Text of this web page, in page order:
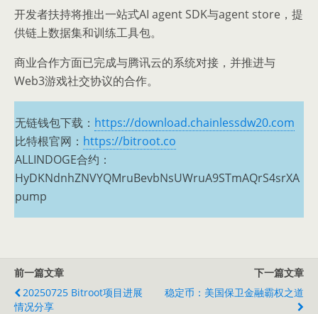
开发者扶持将推出一站式AI agent SDK与agent store，提
供链上数据集和训练工具包。
商业合作方面已完成与腾讯云的系统对接，并推进与
Web3游戏社交协议的合作。
无链钱包下载： https://download.chainlessdw20.com
比特根官网： https://bitroot.co
ALLINDOGE合约：
HyDKNdnhZNVYQMruBevbNsUWruA9STmAQrS4srXA
pump
前一篇文章
20250725 Bitroot项目进展
情况分享
下一篇文章
稳定币：美国保卫金融霸权之道